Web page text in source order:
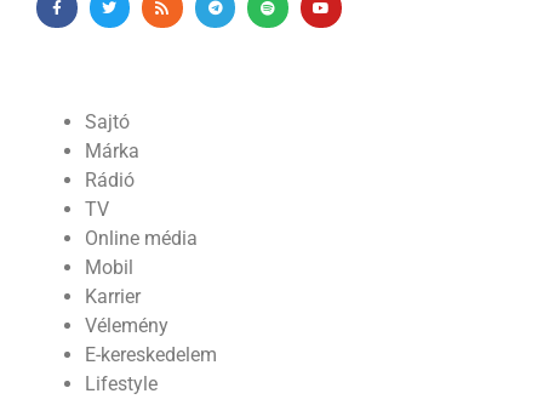
Sajtó
Márka
Rádió
TV
Online média
Mobil
Karrier
Vélemény
E-kereskedelem
Lifestyle